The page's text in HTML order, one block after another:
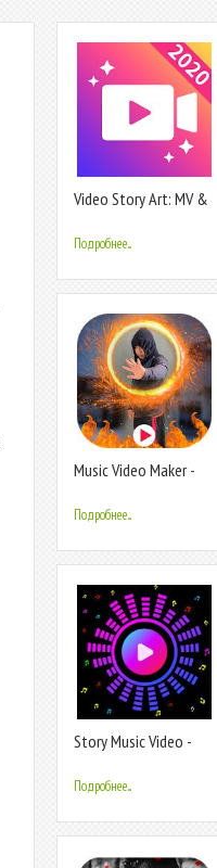
Video Story Art: MV &
music
Подробнее...
Music Video Maker -
Подробнее...
Story Music Video -
Video Editor
Подробнее...